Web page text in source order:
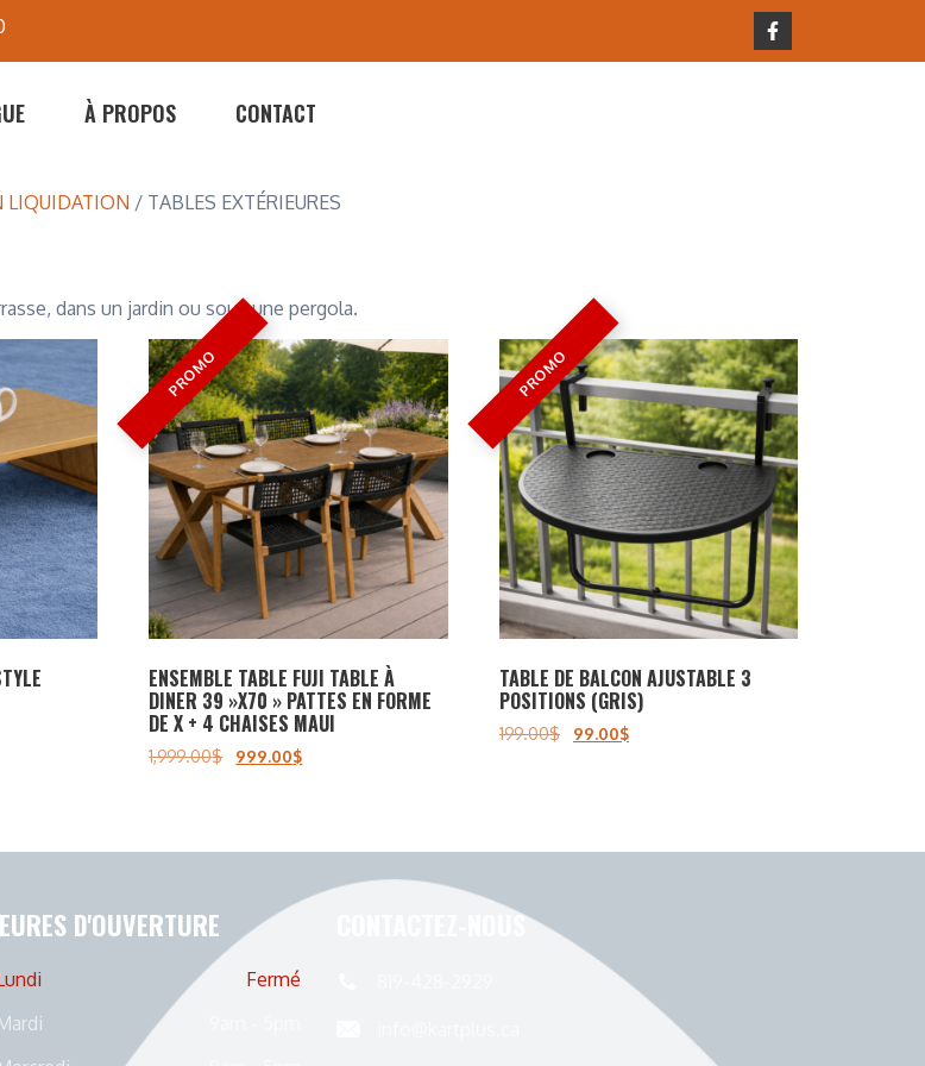
À PROPOS CONTACT
LIQUIDATION / TABLES EXTÉRIEURES
dans un jardin ou sous une pergola.
ENSEMBLE TABLE FUJI TABLE À
DINER 39 »X70 » PATTES EN FORME
DE X + 4 CHAISES MAUI
1,999.00$ 999.00$
TABLE DE BALCON AJUSTABLE 3
POSITIONS (GRIS)
199.00$ 99.00$
D'OUVERTURE
Fermé
CONTACTEZ-NOUS